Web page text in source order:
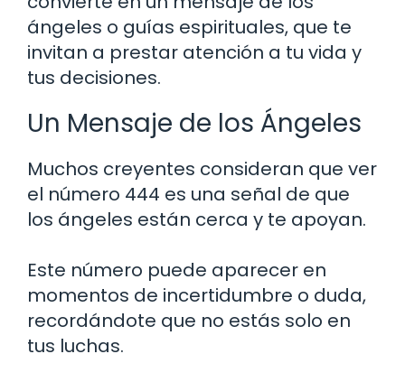
ángeles o guías espirituales, que te
invitan a prestar atención a tu vida y
tus decisiones.
Un Mensaje de los Ángeles
Muchos creyentes consideran que ver
el número 444 es una señal de que
los ángeles están cerca y te apoyan.
Este número puede aparecer en
momentos de incertidumbre o duda,
recordándote que no estás solo en
tus luchas.